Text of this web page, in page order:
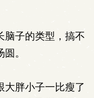
子的类型，搞不
。
胖小子一比瘦了